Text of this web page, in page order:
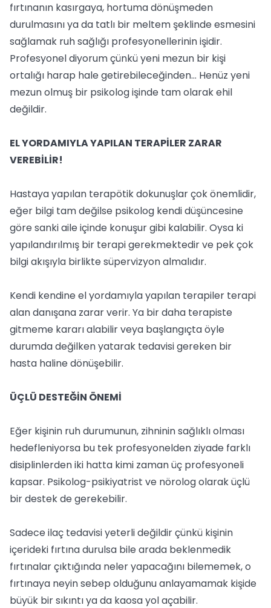
fırtınanın kasırgaya, hortuma dönüşmeden
durulmasını ya da tatlı bir meltem şeklinde esmesini
sağlamak ruh sağlığı profesyonellerinin işidir.
Profesyonel diyorum çünkü yeni mezun bir kişi
ortalığı harap hale getirebileceğinden… Henüz yeni
mezun olmuş bir psikolog işinde tam olarak ehil
değildir.
EL YORDAMIYLA YAPILAN TERAPİLER ZARAR
VEREBİLİR!
Hastaya yapılan terapötik dokunuşlar çok önemlidir,
eğer bilgi tam değilse psikolog kendi düşüncesine
göre sanki aile içinde konuşur gibi kalabilir. Oysa ki
yapılandırılmış bir terapi gerekmektedir ve pek çok
bilgi akışıyla birlikte süpervizyon almalıdır.
Kendi kendine el yordamıyla yapılan terapiler terapi
alan danışana zarar verir. Ya bir daha terapiste
gitmeme kararı alabilir veya başlangıçta öyle
durumda değilken yatarak tedavisi gereken bir
hasta haline dönüşebilir.
ÜÇLÜ DESTEĞİN ÖNEMİ
Eğer kişinin ruh durumunun, zihninin sağlıklı olması
hedefleniyorsa bu tek profesyonelden ziyade farklı
disiplinlerden iki hatta kimi zaman üç profesyoneli
kapsar. Psikolog-psikiyatrist ve nörolog olarak üçlü
bir destek de gerekebilir.
Sadece ilaç tedavisi yeterli değildir çünkü kişinin
içerideki fırtına durulsa bile arada beklenmedik
fırtınalar çıktığında neler yapacağını bilememek, o
fırtınaya neyin sebep olduğunu anlayamamak kişide
büyük bir sıkıntı ya da kaosa yol açabilir.